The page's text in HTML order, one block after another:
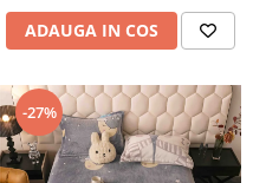
ADAUGA IN COS
-27%